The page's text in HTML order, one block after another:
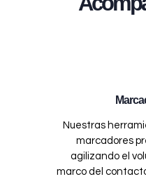
Nuestras
marcadores
agilizando el
marco del